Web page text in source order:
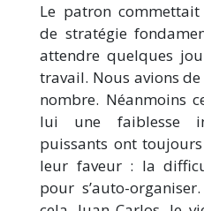
Le patron
de stratégie
attendre quelques
travail. Nous avions
nombre. Néanmoins
lui une faiblesse
puissants ont
leur faveur : la
pour s’auto-